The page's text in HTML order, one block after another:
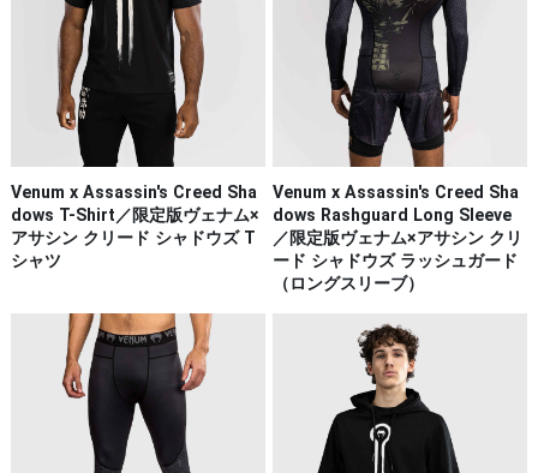
Venum x Assassin's Creed Sha
dows T-Shirt／限定版ヴェナム×
アサシン クリード シャドウズ T
シャツ
Venum x Assassin's Creed Sha
dows Rashguard Long Sleeve
／限定版ヴェナム×アサシン クリ
ード シャドウズ ラッシュガード
（ロングスリーブ）